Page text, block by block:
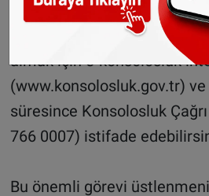
Konsolosluk işlemleri
edinmek ve bu konulardaki
almak için e-konsolosluk
(www.konsolosluk.gov.tr)
süresince Konsolosluk
766 0007) istifade
Bu önemli görevi